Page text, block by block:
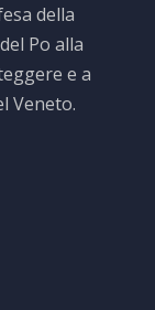
della
Po alla
e a
Veneto.